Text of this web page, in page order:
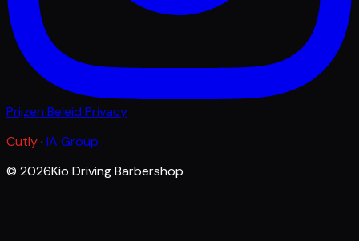
Prijzen Beleid Privacy
Cutly· IA Group
© 2026Kio Driving Barbershop